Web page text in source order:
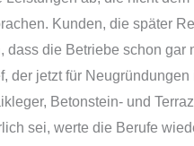
Kunden, die später
dass die Betriebe schon gar
der jetzt für
Betonstein- und
sei, werte die Berufe